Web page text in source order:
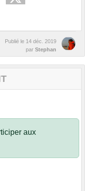
Publié le 14 déc. 2019
par Stephan
aux